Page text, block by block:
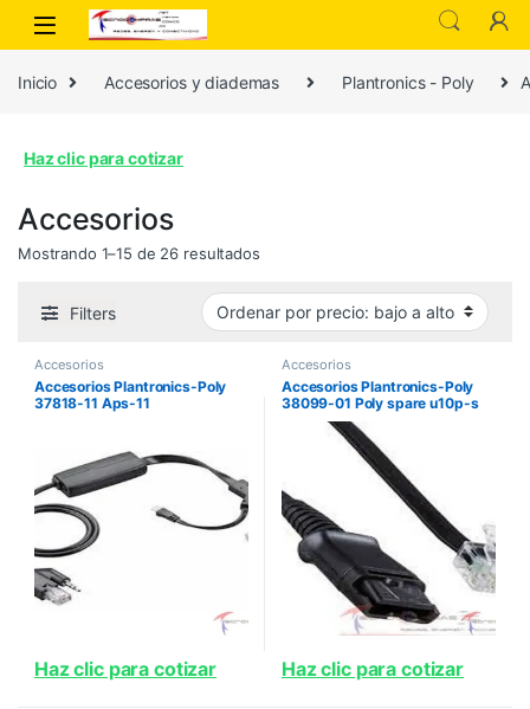
Inicio Accesorios y diademas Plantronics - Poly
Haz clic para cotizar
Accesorios
Mostrando 1–15 de 26 resultadosOrdenado por precio: bajo a alto
Filters
Accesorios
Accesorios Plantronics-Poly
37818-11 Aps-11
Haz clic para cotizar
Accesorios
Accesorios Plantronics-Poly
38099-01 Poly spare u10p-s
Haz clic para cotizar